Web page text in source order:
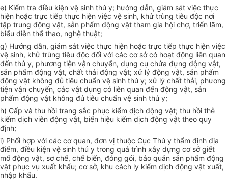
e) Kiểm tra điều kiện vệ sinh thú y; hướng dẫn, giám sát việc thực
hiện hoặc trực tiếp thực hiện việc vệ sinh, khử trùng tiêu độc nơi
tập trung động vật, sản phẩm động vật tham gia hội chợ, triển lãm,
biểu diễn thể thao, nghệ thuật;
g) Hướng dẫn, giám sát việc thực hiện hoặc trực tiếp thực hiện việc
vệ sinh, khử trùng tiêu độc đối với các cơ sở có hoạt động liên quan
đến thú y, phương tiện vận chuyển, dụng cụ chứa đựng động vật,
sản phẩm động vật, chất thải động vật; xử lý động vật, sản phẩm
động vật không đủ tiêu chuẩn vệ sinh thú y; xử lý chất thải, phương
tiện vận chuyển, các vật dụng có liên quan đến động vật, sản
phẩm động vật không đủ tiêu chuẩn vệ sinh thú y;
h) Cấp và thu hồi trang sắc phục kiểm dịch động vật; thu hồi thẻ
kiểm dịch viên động vật, biển hiệu kiểm dịch động vật theo quy
định;
i) Phối hợp với các cơ quan, đơn vị thuộc Cục Thú y thẩm định địa
điểm, điều kiện vệ sinh thú y trong quá trình xây dựng cơ sở giết
mổ động vật, sơ chế, chế biến, đóng gói, bảo quản sản phẩm động
vật phục vụ xuất khẩu; cơ sở, khu cách ly kiểm dịch động vật xuất,
nhập khẩu.